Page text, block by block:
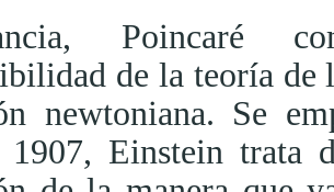
Poincaré
de la teoría de
newtoniana. Se
1907, Einstein trata